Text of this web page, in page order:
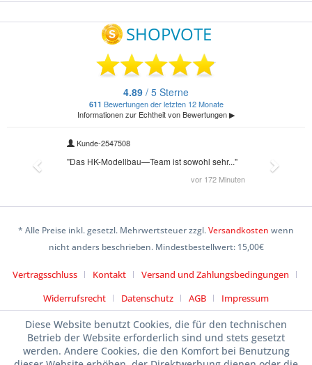
* Alle Preise inkl. gesetzl. Mehrwertsteuer zzgl.Versandkosten wenn
nicht anders beschrieben. Mindestbestellwert: 15,00€
Vertragsschluss Kontakt
Versand und Zahlungsbedingungen
Widerrufsrecht
Datenschutz AGB Impressum
Diese Website benutzt Cookies, die für den technischen
Betrieb der Website erforderlich sind und stets gesetzt
werden. Andere Cookies, die den Komfort bei Benutzung